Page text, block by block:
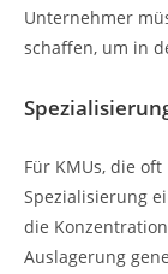
Unternehmer
schaffen, um in
Für KMUs, die
Spezialisierung
die
Auslagerung